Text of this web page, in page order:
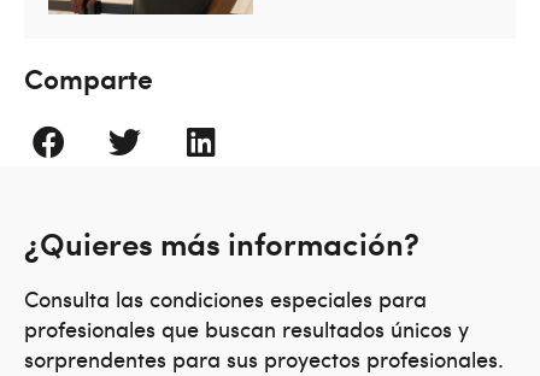
Comparte
¿Quieres más información?
Consulta las condiciones especiales para
profesionales que buscan resultados únicos y
sorprendentes para sus proyectos profesionales.